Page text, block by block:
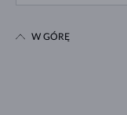
W GÓRĘ